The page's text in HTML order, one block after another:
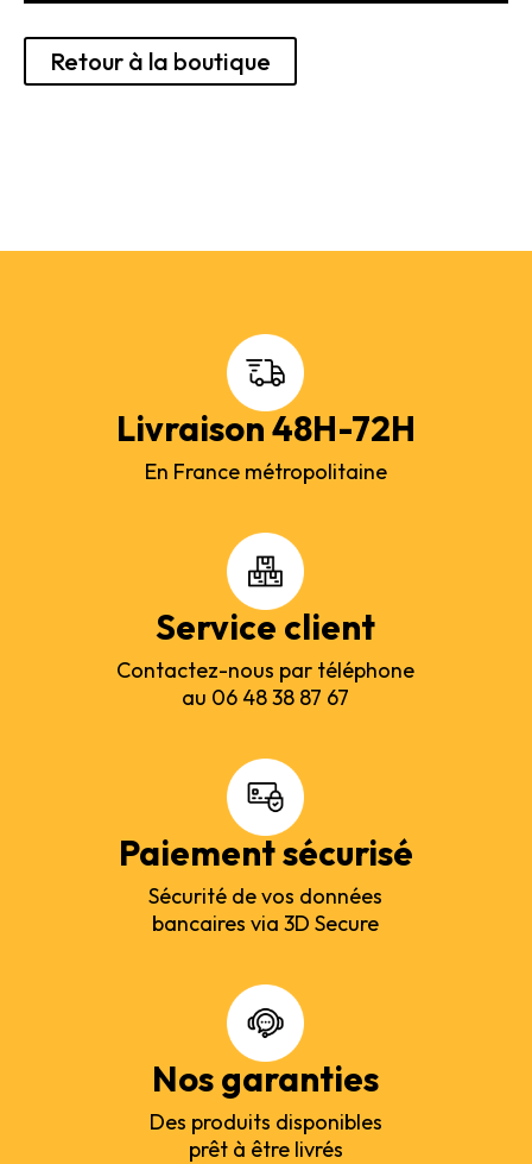
Rechercher des produits...
Mon panier0
0,00€
Maquette par marque
Retour à la boutique
Livraison 48H-72H
En France métropolitaine
Service client
Contactez-nous par téléphone
au 06 48 38 87 67
Paiement sécurisé
Sécurité de vos données
bancaires via 3D Secure
Nos garanties
Des produits disponibles
prêt à être livrés